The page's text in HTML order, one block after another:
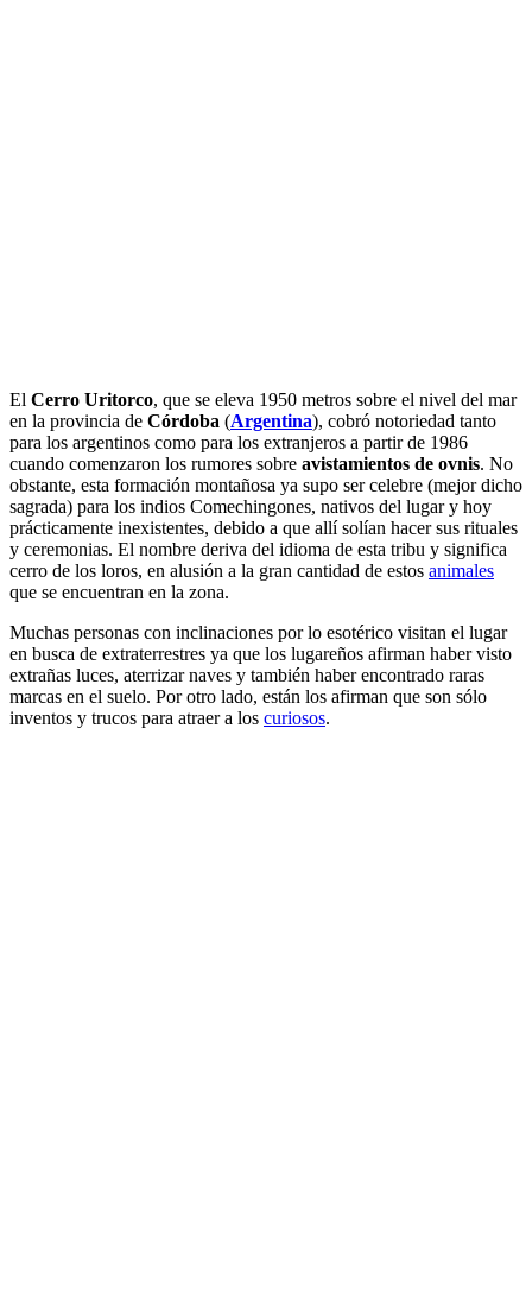
El Cerro Uritorco, que se eleva 1950 metros sobre el nivel del mar
en la provincia de Córdoba (Argentina), cobró notoriedad tanto
para los argentinos como para los extranjeros a partir de 1986
cuando comenzaron los rumores sobre avistamientos de ovnis. No
obstante, esta formación montañosa ya supo ser celebre (mejor dicho
sagrada) para los indios Comechingones, nativos del lugar y hoy
prácticamente inexistentes, debido a que allí solían hacer sus rituales
y ceremonias. El nombre deriva del idioma de esta tribu y significa
cerro de los loros, en alusión a la gran cantidad de estos animales
que se encuentran en la zona.
Muchas personas con inclinaciones por lo esotérico visitan el lugar
en busca de extraterrestres ya que los lugareños afirman haber visto
extrañas luces, aterrizar naves y también haber encontrado raras
marcas en el suelo. Por otro lado, están los afirman que son sólo
inventos y trucos para atraer a los curiosos.